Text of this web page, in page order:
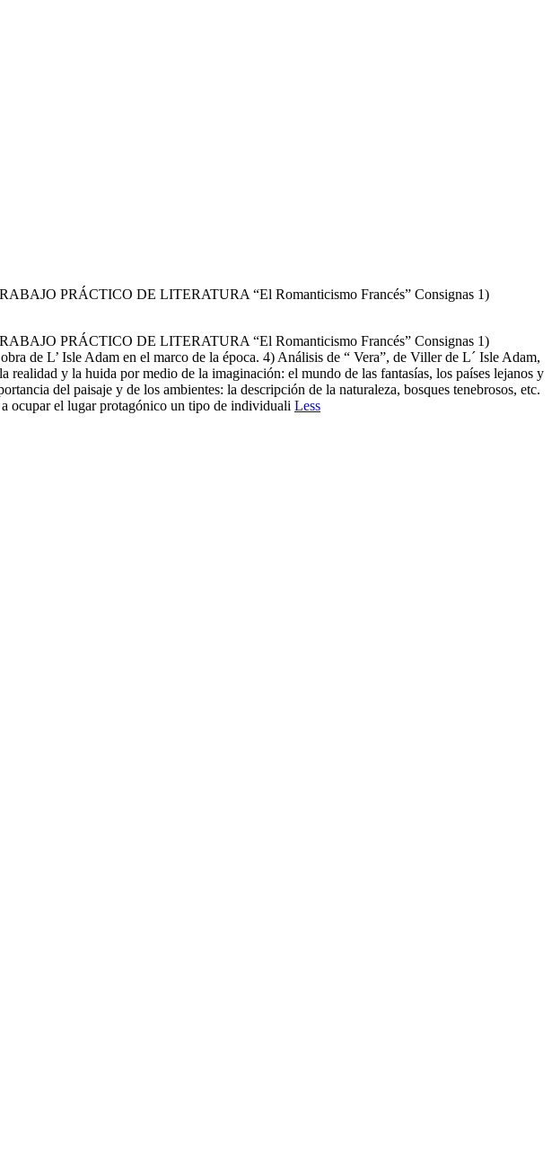
PRÁCTICO DE LITERATURA “El Romanticismo Francés” Consignas 1)
PRÁCTICO DE LITERATURA “El Romanticismo Francés” Consignas 1)
de L’ Isle Adam en el marco de la época. 4) Análisis de “ Vera”, de Viller de L´ Isle Adam,
y la huida por medio de la imaginación: el mundo de las fantasías, los países lejanos y
del paisaje y de los ambientes: la descripción de la naturaleza, bosques tenebrosos, etc.
ocupar el lugar protagónico un tipo de individuali Less